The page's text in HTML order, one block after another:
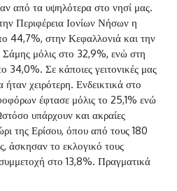
από τα υψηλότερα στο νησί μας.
Περιφέρεια Ιονίων Νήσων η
44,7%, στην Κεφαλλονιά και την
μόλις στο 32,9%, ενώ στη
34,0%. Σε κάποιες γειτονικές μας
χειρότερη. Ενδεικτικά στο
έφτασε μόλις το 25,1% ενώ
υπάρχουν και ακραίες
της Ερίσου, όπου από τους 180
άσκησαν το εκλογικό τους
στο 13,8%. Πραγματικά